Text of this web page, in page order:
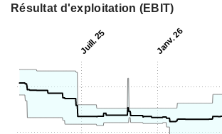
Résultat d'exploitation (EBIT)